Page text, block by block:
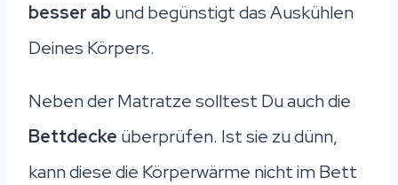
besser abund begünstigt das Auskühlen
Deines Körpers.
Neben der Matratze solltest Du auch die
Bettdecke überprüfen. Ist sie zu dünn,
kann diese die Körperwärme nicht im Bett